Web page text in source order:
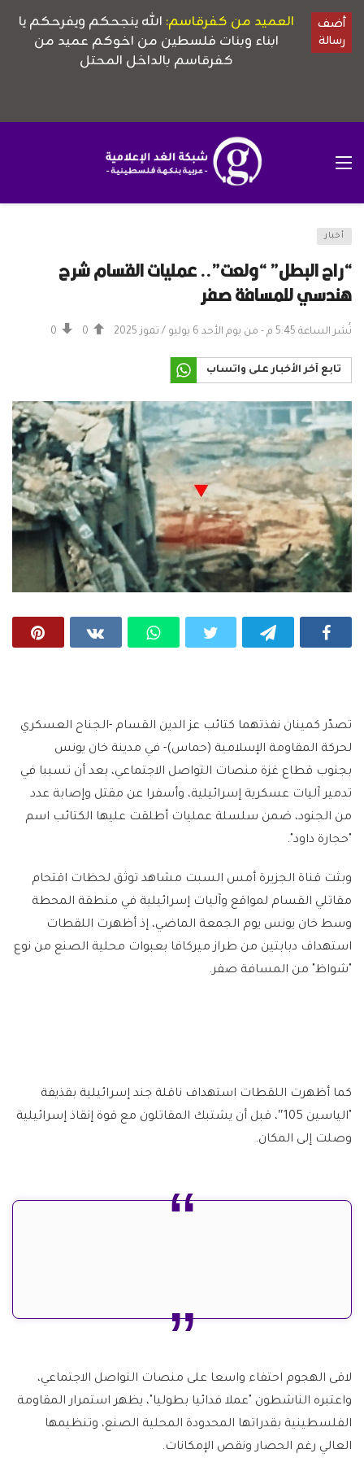
أخبار
“راح البطل” “ولعت”.. عمليات القسام شرح
هندسي للمسافة صفر
نُشر الساعة 5:45 م - من يوم الأحد 6 يوليو / تموز 2025 0
0
تابع آخر الأخبار على واتساب
تصدّر كمينان نفذتهما كتائب عز الدين القسام -الجناح العسكري
لحركة المقاومة الإسلامية (حماس)- في مدينة خان يونس
بجنوب قطاع غزة منصات التواصل الاجتماعي، بعد أن تسببا في
تدمير آليات عسكرية إسرائيلية، وأسفرا عن مقتل وإصابة عدد
من الجنود، ضمن سلسلة عمليات أطلقت عليها الكتائب اسم
"حجارة داود".
وبثت قناة الجزيرة أمس السبت مشاهد توثق لحظات اقتحام
مقاتلي القسام لمواقع وآليات إسرائيلية في منطقة المحطة
وسط خان يونس يوم الجمعة الماضي، إذ أظهرت اللقطات
استهداف دبابتين من طراز ميركافا بعبوات محلية الصنع من نوع
"شواظ" من المسافة صفر.
كما أظهرت اللقطات استهداف ناقلة جند إسرائيلية بقذيفة
"الياسين 105″، قبل أن يشتبك المقاتلون مع قوة إنقاذ إسرائيلية
وصلت إلى المكان.
لاقى الهجوم احتفاء واسعا على منصات التواصل الاجتماعي،
واعتبره الناشطون "عملا فدائيا بطوليا"، يظهر استمرار المقاومة
الفلسطينية بقدراتها المحدودة المحلية الصنع، وتنظيمها
العالي رغم الحصار ونقص الإمكانات.